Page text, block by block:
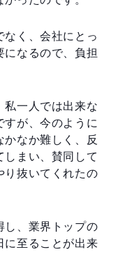
く、会社にとっ
なるので、負担
私一人では出来な
すが、今のように
なか難しく、反
しまい、賛同して
り抜いてくれたの
し、業界トップの
に至ることが出来